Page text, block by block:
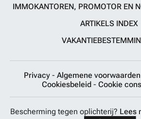
IMMOKANTOREN, PROMOTOR EN
ARTIKELS INDEX
Privacy - Algemene voorwaarden
Cookiesbeleid - Cookie
Bescherming tegen oplichterij? Lees